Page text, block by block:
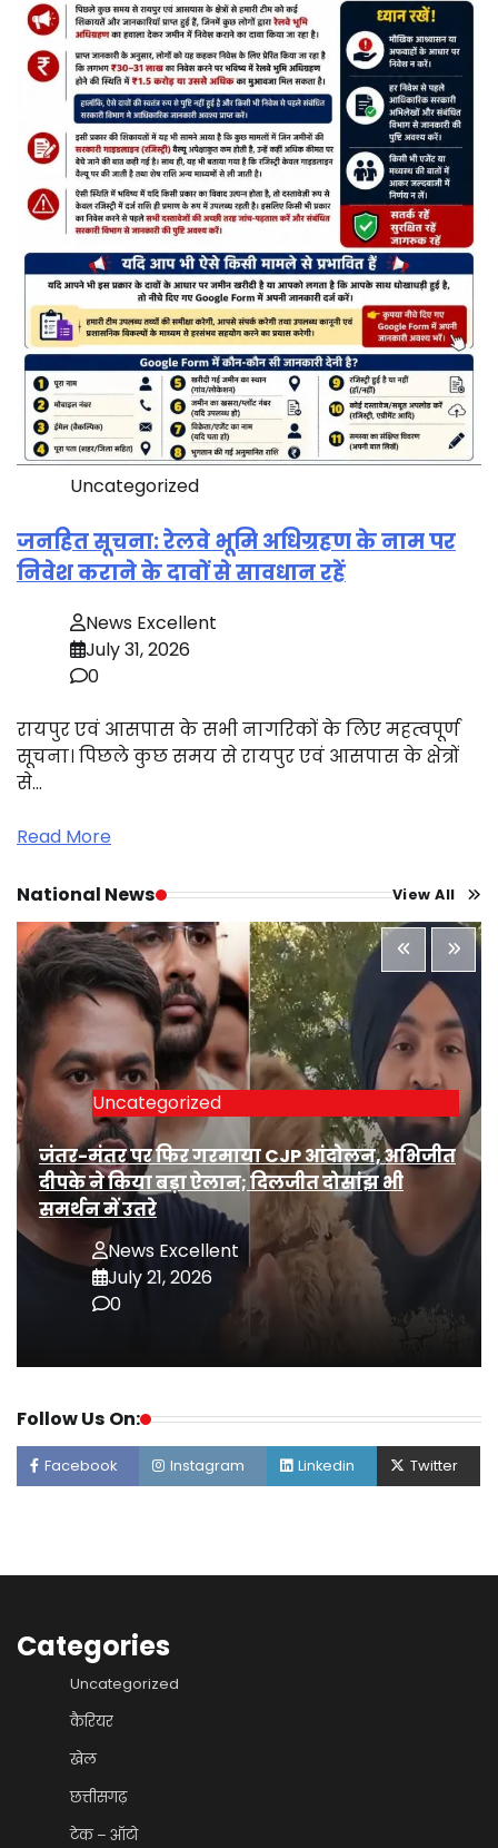
Uncategorized
जनहित सूचना: रेलवे भूमि अधिग्रहण के नाम पर
निवेश कराने के दावों से सावधान रहें
News Excellent
July 31, 2026
0
रायपुर एवं आसपास के सभी नागरिकों के लिए महत्वपूर्ण
सूचना। पिछले कुछ समय से रायपुर एवं आसपास के क्षेत्रों
से…
Read More
National News View All
Uncategorized
जंतर-मंतर पर फिर गरमाया CJP आंदोलन, अभिजीत
दीपके ने किया बड़ा ऐलान; दिलजीत दोसांझ भी
समर्थन में उतरे
News Excellent
July 21, 2026
0
Follow Us On:
Facebook Instagram Linkedin Twitter
Categories
Uncategorized
कैरियर
खेल
छत्तीसगढ़
टेक – ऑटो